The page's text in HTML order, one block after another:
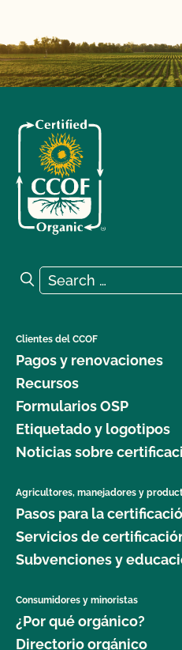
Search for:
Search
Clientes del CCOF
Pagos y renovaciones
Recursos
Formularios OSP
Etiquetado y logotipos
Noticias sobre
Agricultores, manejadores y
Pasos para la
Servicios de
Subvenciones y
Consumidores y minoristas
¿Por qué orgánico?
Directorio orgánico